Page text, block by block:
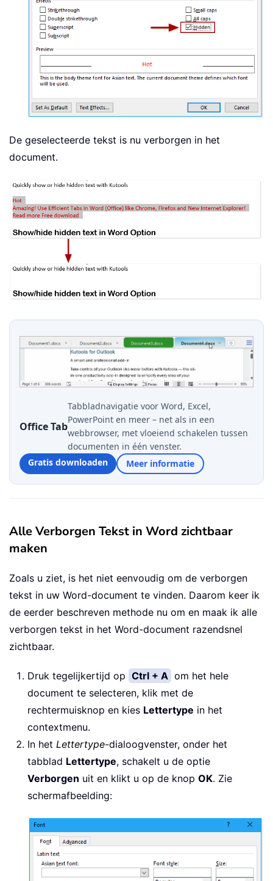
De geselecteerde tekst is nu verborgen in het
document.
Office Tab
Tabbladnavigatie voor Word, Excel,
PowerPoint en meer – net als in een
webbrowser, met vloeiend schakelen tussen
documenten in één venster.
Gratis downloaden
Meer informatie
Alle Verborgen Tekst in Word zichtbaar
maken
Zoals u ziet, is het niet eenvoudig om de verborgen
tekst in uw Word-document te vinden. Daarom keer ik
de eerder beschreven methode nu om en maak ik alle
verborgen tekst in het Word-document razendsnel
zichtbaar.
Druk tegelijkertijd op Ctrl + A om het hele
document te selecteren, klik met de
rechtermuisknop en kies Lettertype in het
contextmenu.
In het Lettertype-dialoogvenster, onder het
tabblad Lettertype, schakelt u de optie
Verborgen uit en klikt u op de knop OK. Zie
schermafbeelding: